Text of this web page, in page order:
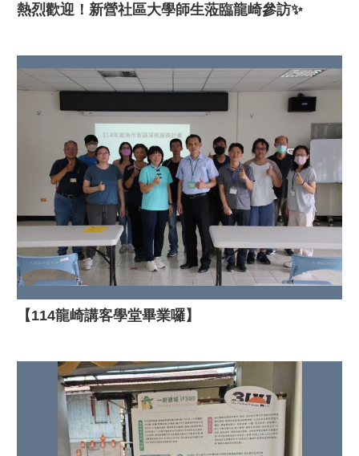
熱烈歡迎！新營社區大學師生蒞臨龍崎參訪✨
【114龍崎講客學堂畢業囉】